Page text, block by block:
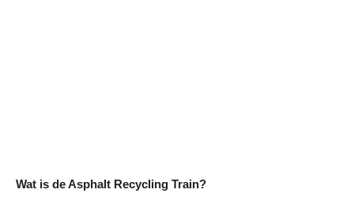
Wat is de Asphalt Recycling Train?